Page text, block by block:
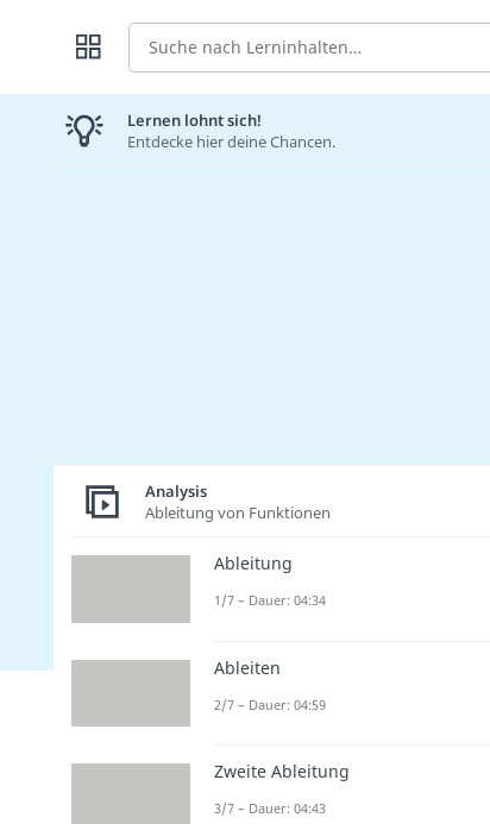
Suche
Lernen lohnt sich!
Entdecke hier deine Chancen.
Analysis
Ableitung von Funktionen
Ableitung
1/7 – Dauer: 04:34
Ableiten
2/7 – Dauer: 04:59
Zweite Ableitung
3/7 – Dauer: 04:43